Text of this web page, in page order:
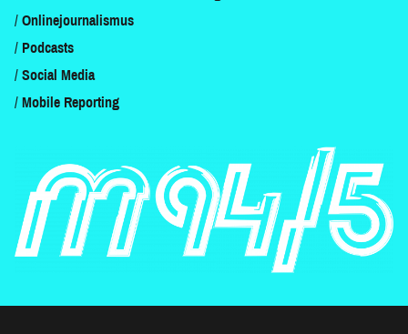
Onlinejournalismus
Podcasts
Social Media
Mobile Reporting